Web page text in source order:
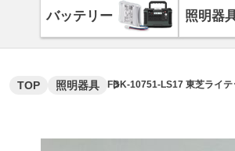
バッテリー 照明器
TOP 照明器具 FBK-10751-LS17 東芝ライ